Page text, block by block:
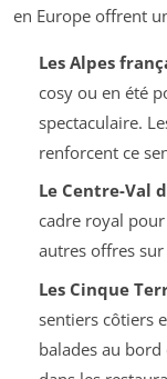
en Europe offrent
Les Alpes
cosy ou en été
spectaculaire.
renforcent ce
Le Centre-Val
cadre royal
autres offres
Les Cinque
sentiers côtiers
balades au